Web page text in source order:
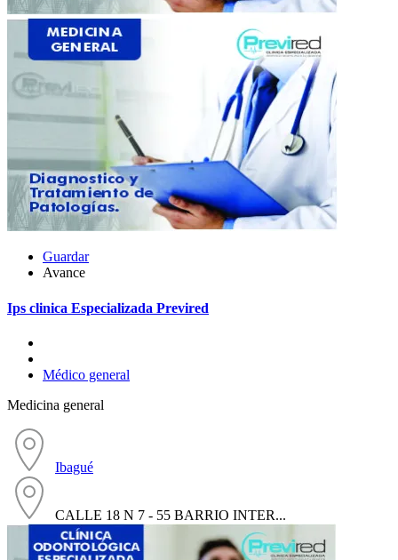
Guardar
Avance
Ips clinica Especializada Previred
Médico general
Medicina general
Ibagué
CALLE 18 N 7 - 55 BARRIO INTER...